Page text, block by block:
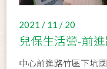
2021 / 11 / 20
兒保生活營-前
中心前進路竹區下坑